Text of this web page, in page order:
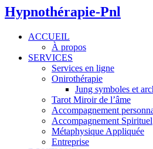
Hypnothérapie-Pnl
ACCUEIL
À propos
SERVICES
Services en ligne
Onirothérapie
Jung symboles et
Tarot Miroir de l’âme
Accompagnement
Accompagnement Spirituel
Métaphysique Appliquée
Entreprise